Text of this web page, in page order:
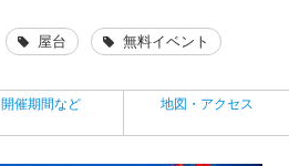
屋台 無料イベント
開催期間など 地図・アクセス